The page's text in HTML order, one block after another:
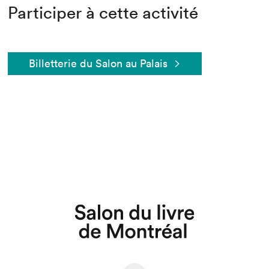
Participer à cette activité
Billetterie du Salon au Palais